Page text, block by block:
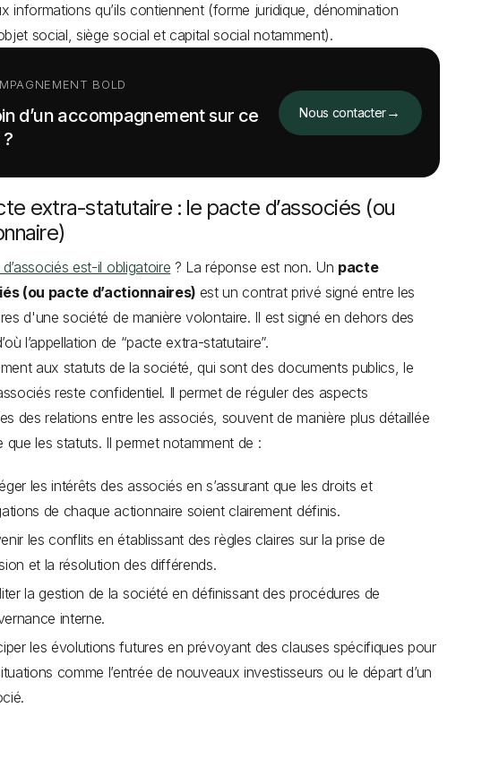
informations qu’ils contiennent (forme juridique, dénomination
social, siège social et capital social notamment).
BOLD
d’un accompagnement sur ce
Nous contacter→
extra-statutaire : le pacte d’associés (ou
est-il obligatoire ? La réponse est non. Un pacte
(ou pacte d’actionnaires) est un contrat privé signé entre les
d'une société de manière volontaire. Il est signé en dehors des
l’appellation de “pacte extra-statutaire”.
aux statuts de la société, qui sont des documents publics, le
reste confidentiel. Il permet de réguler des aspects
des relations entre les associés, souvent de manière plus détaillée
que les statuts. Il permet notamment de :
les intérêts des associés en s’assurant que les droits et
de chaque actionnaire soient clairement définis.
les conflits en établissant des règles claires sur la prise de
et la résolution des différends.
la gestion de la société en définissant des procédures de
interne.
les évolutions futures en prévoyant des clauses spécifiques pour
comme l’entrée de nouveaux investisseurs ou le départ d’un